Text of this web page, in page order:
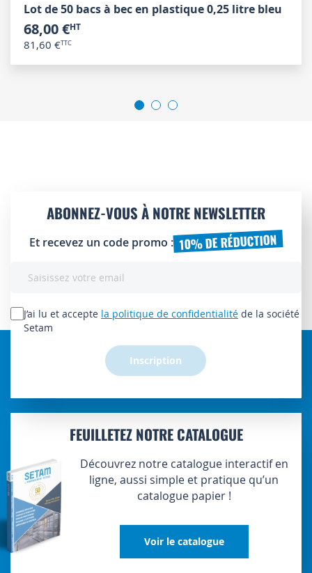
Lot de 50 bacs à bec en plastique 0,25 litre bleu
68,00 €
81,60 €
ABONNEZ-VOUS À NOTRE NEWSLETTER
Et recevez un code promo : 10% DE RÉDUCTION
lettre
d’information
J’ai lu et accepte la politique de confidentialité de la société
Setam
Inscription
FEUILLETEZ NOTRE CATALOGUE
Découvrez notre catalogue interactif en
ligne, aussi simple et pratique qu’un
catalogue papier !
Voir le catalogue